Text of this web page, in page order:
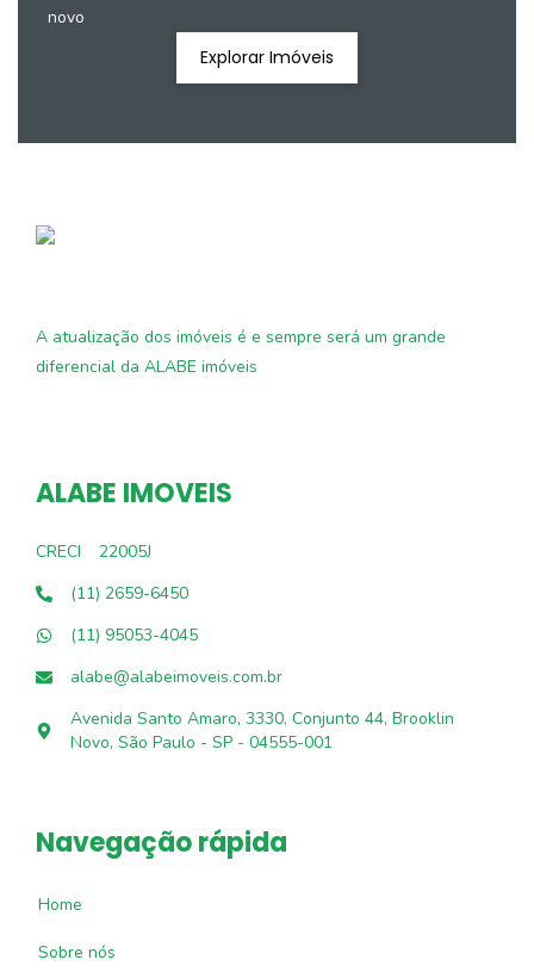
novo
Explorar Imóveis
A atualização dos imóveis é e sempre será um grande
diferencial da ALABE imóveis
ALABE IMOVEIS
CRECI
22005J
(11) 2659-6450
(11) 95053-4045
alabe@alabeimoveis.com.br
Avenida Santo Amaro, 3330, Conjunto 44, Brooklin
Novo, São Paulo - SP - 04555-001
Navegação rápida
Home
Sobre nós